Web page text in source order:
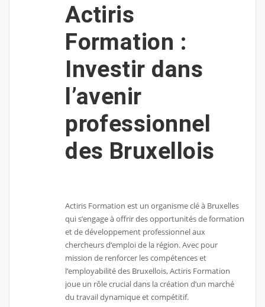
Actiris
Formation :
Investir dans
l’avenir
professionnel
des Bruxellois
Actiris Formation est un organisme clé à Bruxelles
qui s’engage à offrir des opportunités de formation
et de développement professionnel aux
chercheurs d’emploi de la région. Avec pour
mission de renforcer les compétences et
l’employabilité des Bruxellois, Actiris Formation
joue un rôle crucial dans la création d’un marché
du travail dynamique et compétitif.